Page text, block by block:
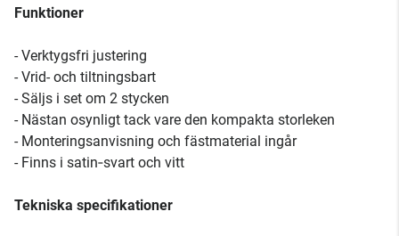
Funktioner
- Verktygsfri justering
- Vrid- och tiltningsbart
- Säljs i set om 2 stycken
- Nästan osynligt tack vare den kompakta storleken
- Monteringsanvisning och fästmaterial ingår
- Finns i satin‑svart och vitt
Tekniska specifikationer